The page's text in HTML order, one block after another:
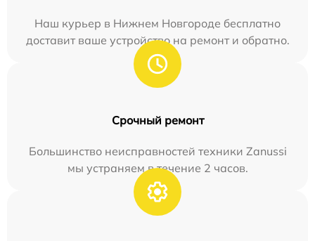
Наш курьер в Нижнем Новгороде бесплатно
доставит ваше устройство на ремонт и обратно.
Срочный ремонт
Большинство неисправностей техники Zanussi
мы устраняем в течение 2 часов.